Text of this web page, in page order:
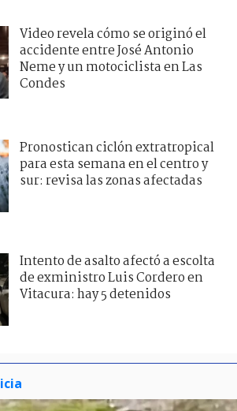
Video revela cómo se originó el
accidente entre José Antonio
Neme y un motociclista en Las
Condes
Pronostican ciclón extratropical
para esta semana en el centro y
sur: revisa las zonas afectadas
Intento de asalto afectó a escolta
de exministro Luis Cordero en
Vitacura: hay 5 detenidos